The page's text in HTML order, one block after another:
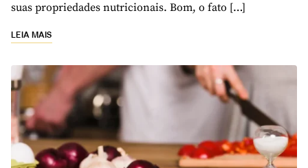
suas propriedades nutricionais. Bom, o fato […]
LEIA MAIS